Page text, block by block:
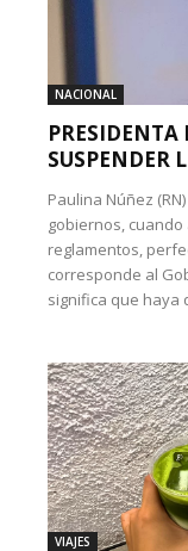
NACIONAL
PRESIDENTA
SUSPENDER
Paulina Núñez
gobiernos,
reglamentos,
corresponde al
significa que haya
VIAJES